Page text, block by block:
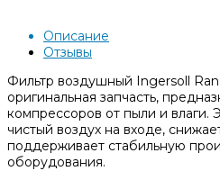
Описание
Отзывы
Фильтр воздушный Ingersoll
оригинальная запчасть,
компрессоров от пыли и влаги.
чистый воздух на входе,
поддерживает стабильную
оборудования.